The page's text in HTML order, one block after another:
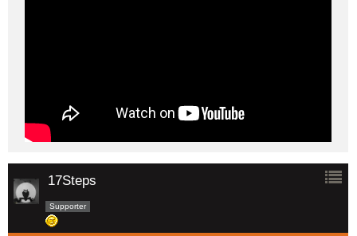
17Steps
Supporter